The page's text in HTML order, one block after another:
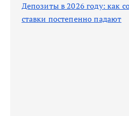
Депозиты в 2026 году: как
ставки постепенно падают